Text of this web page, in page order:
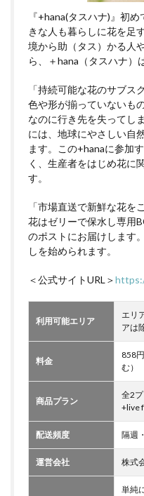
『+hana(タスハナ)』初
きな人も暮らしに花を足
境から助（タス）かる人
ら、＋hana（タスハナ）
「持続可能な花のサブスク
色や形が揃っていないも
なのに行き先を失ってし
には、地球にやさしい自
ます。この+hanaに参加
く、生産者をはじめ花に
す。
「市場直送で新鮮な花を
花はゼリーで保水し専用
のポストにお届けします
しを始められます。
＜公式サイトURL＞
利用可能エリア
エリ
アは
料金
858
む）
商品プラン
全2
+live
配送頻度 隔週
運営会社 株式
単純